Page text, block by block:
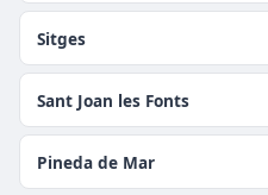
Sitges
Sant Joan les Fonts
Pineda de Mar